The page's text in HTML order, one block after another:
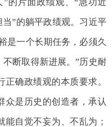
”的躺平政绩观。习近平
是一个长期任务，必须久
断取得新进展。”历史耐
确政绩观的本质要求。
众是历史的创造者，承认
自觉不妄为、不乱为；